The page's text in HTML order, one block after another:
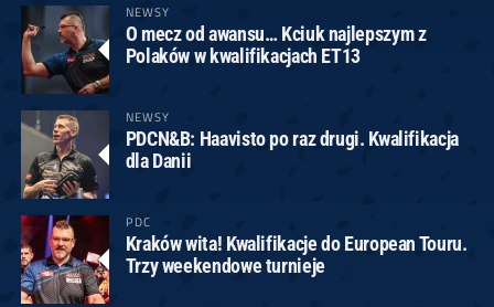
NEWSY
O mecz od awansu… Kciuk najlepszym z
Polaków w kwalifikacjach ET13
NEWSY
PDCN&B: Haavisto po raz drugi. Kwalifikacja
dla Danii
PDC
Kraków wita! Kwalifikacje do European Touru.
Trzy weekendowe turnieje